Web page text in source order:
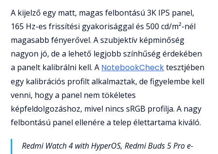
A kijelző egy matt, magas felbontású 3K IPS panel,
165 Hz-es frissítési gyakorisággal és 500 cd/m²-nél
magasabb fényerővel. A szubjektív képminőség
nagyon jó, de a lehető legjobb színhűség érdekében
a panelt kalibrálni kell. A NotebookChecktesztjében
egy kalibrációs profilt alkalmaztak, de figyelembe kell
venni, hogy a panel nem tökéletes
képfeldolgozáshoz, mivel nincs sRGB profilja. A nagy
felbontású panel ellenére a telep élettartama kiváló.
Redmi Watch 4 with HyperOS, Redmi Buds 5 Pro e-